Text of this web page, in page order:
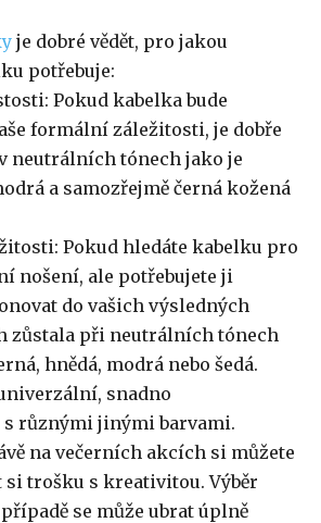
je dobré vědět, pro jakou
potřebuje:
Pokud kabelka bude
formální záležitosti, je dobře
neutrálních tónech jako je
a samozřejmě černá kožená
Pokud hledáte kabelku pro
nošení, ale potřebujete ji
do vašich výsledných
zůstala při neutrálních tónech
hnědá, modrá nebo šedá.
snadno
různými jinými barvami.
na večerních akcích si můžete
si trošku s kreativitou. Výběr
se může ubrat úplně